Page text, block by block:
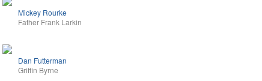
Mickey Rourke
Father Frank Larkin
Dan Futterman
Griffin Byrne